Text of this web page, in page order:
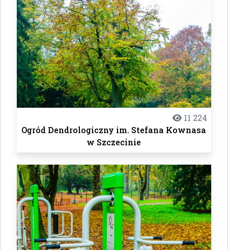
11 224
Ogród Dendrologiczny im. Stefana Kownasa
w Szczecinie